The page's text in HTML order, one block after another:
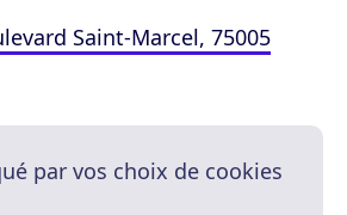
Saint-Marcel, 75005
par vos choix de cookies